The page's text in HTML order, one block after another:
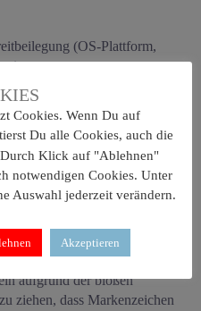
(OS-Plattform,
odr/
(sog. OS-
und ggf. durch
des jeweils gültigen
der jeweiligen
aufgrund der bloßen
ziehen, dass Markenzeichen
Cookies. Wenn Du auf
Du alle Cookies, auch die
Klick auf "Ablehnen"
notwendigen Cookies. Unter
Auswahl jederzeit verändern.
Akzeptieren